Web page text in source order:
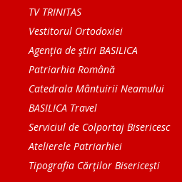
TV TRINITAS
Vestitorul Ortodoxiei
Agenţia de ştiri BASILICA
Patriarhia Română
Catedrala Mântuirii Neamului
BASILICA Travel
Serviciul de Colportaj Bisericesc
Atelierele Patriarhiei
Tipografia Cărţilor Bisericeşti